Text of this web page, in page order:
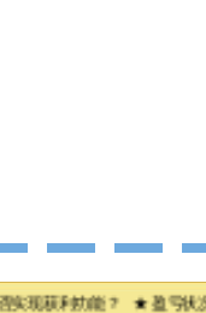
能？ ★ 盈亏状况：风